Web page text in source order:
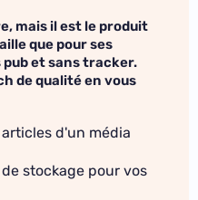
mais il est le produit
que pour ses
pub et sans tracker.
de qualité en vous
d'un média
stockage pour vos